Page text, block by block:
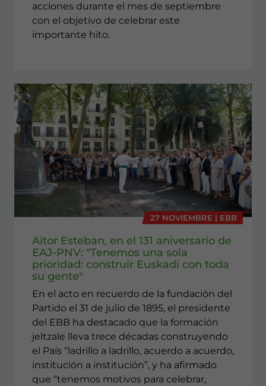
acciones durante el mes de septiembre
con el objetivo de celebrar este
importante hito.
27 NOVIEMBRE | EBB
Aitor Esteban, en el 131 aniversario de
EAJ-PNV: "Tenemos una sola
prioridad: construir Euskadi con toda
su gente"
En el acto en recuerdo de la fundación del
Partido el 31 de julio de 1895, el presidente
del EBB ha destacado que la formación
jeltzale lleva trece décadas construyendo
el País “ladrillo a ladrillo, acuerdo a acuerdo,
institución a institución”, y ha afirmado
que “tenemos motivos para celebrar,